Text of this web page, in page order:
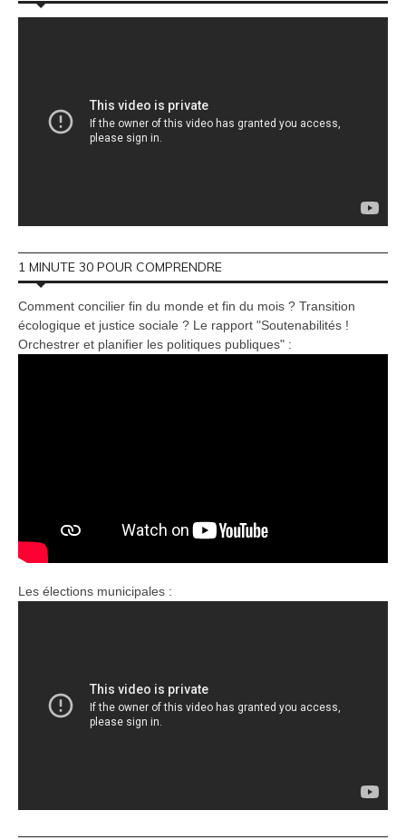
1 MINUTE 30 POUR COMPRENDRE
Comment concilier fin du monde et fin du mois ? Transition
écologique et justice sociale ? Le rapport "Soutenabilités !
Orchestrer et planifier les politiques publiques" :
Les élections municipales :